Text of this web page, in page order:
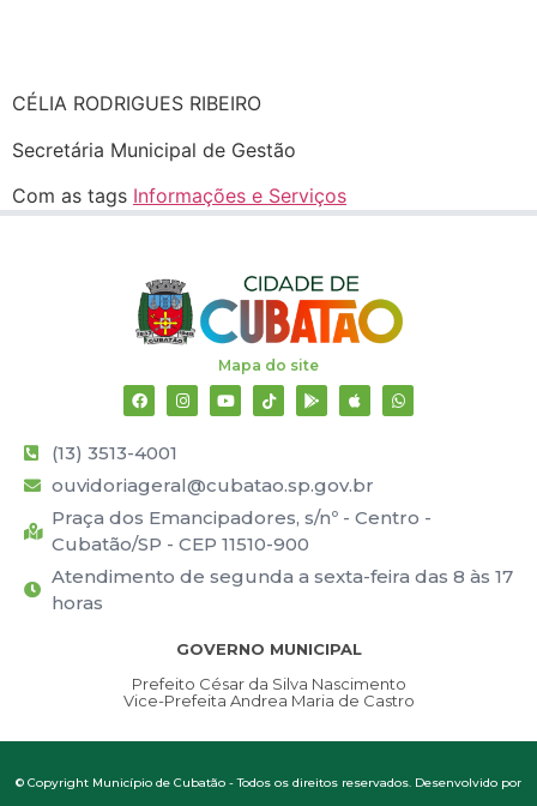
CÉLIA RODRIGUES RIBEIRO
Secretária Municipal de Gestão
Com as tags Informações e Serviços
Mapa do site
(13) 3513-4001
ouvidoriageral@cubatao.sp.gov.br
Praça dos Emancipadores, s/nº - Centro -
Cubatão/SP - CEP 11510-900
Atendimento de segunda a sexta-feira das 8 às 17
horas
GOVERNO MUNICIPAL
Prefeito César da Silva Nascimento
Vice-Prefeita Andrea Maria de Castro
© Copyright Município de Cubatão - Todos os direitos reservados. Desenvolvido por